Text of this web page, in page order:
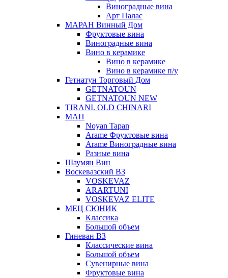
Виноградные вина
Арт Палас
МАРАН Винный Дом
Фруктовые вина
Виноградные вина
Вино в керамике
Вино в керамике
Вино в керамике п/у
Гетнатун Торговый Дом
GETNATOUN
GETNATOUN NEW
TIRANI. OLD CHINARI
МАП
Noyan Tapan
Arame Фруктовые вина
Arame Виноградные вина
Разные вина
Шаумян Вин
Воскевазский ВЗ
VOSKEVAZ
ARARTUNI
VOSKEVAZ ELITE
МЕЦ СЮНИК
Классика
Большой объем
Гиневан ВЗ
Классические вина
Большой объем
Сувенирные вина
Фруктовые вина